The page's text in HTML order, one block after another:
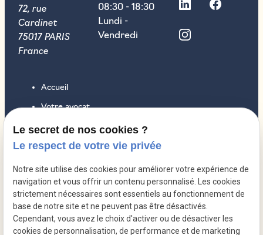
72, rue
Cardinet
75017 PARIS
France
08:30 - 18:30
Lundi -
Vendredi
Accueil
Votre avocat
Droit des sociétés
Droit pénal
Droit du travail
Honoraires
Contact
Actualités
Le secret de nos cookies ?
Le respect de votre vie privée
Notre site utilise des cookies pour améliorer votre expérience de
navigation et vous offrir un contenu personnalisé. Les cookies
strictement nécessaires sont essentiels au fonctionnement de
base de notre site et ne peuvent pas être désactivés.
Cependant, vous avez le choix d'activer ou de désactiver les
cookies de personnalisation, de performance et de marketing